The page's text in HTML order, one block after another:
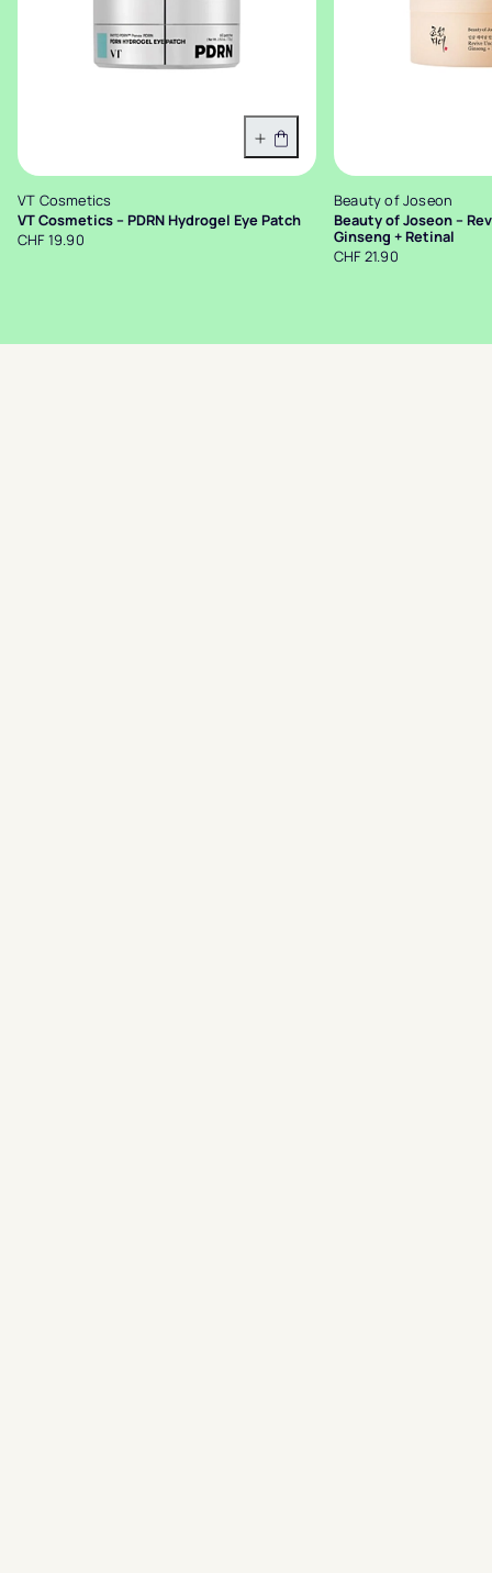
In den Warenkorb
VT Cosmetics
VT Cosmetics – PDRN Hydrogel Eye Patch
CHF 19.90
Beauty of Joseon
Beauty of Joseon –
Ginseng + Retinal
CHF 21.90